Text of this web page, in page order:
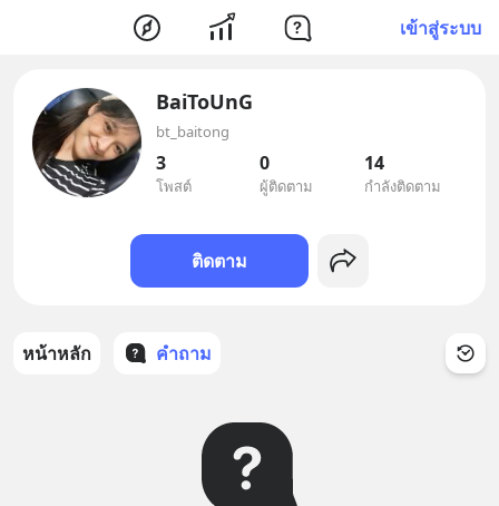
เข้าสู่ระบบ
BaiToUnG
bt_baitong
3
โพสต์
0
ผู้ติดตาม
14
กำลังติดตาม
ติดตาม
หน้าหลัก คำถาม